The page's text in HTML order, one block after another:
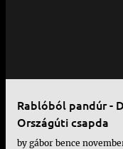
Rablóból pandúr -
Országúti csapda
by gábor bence